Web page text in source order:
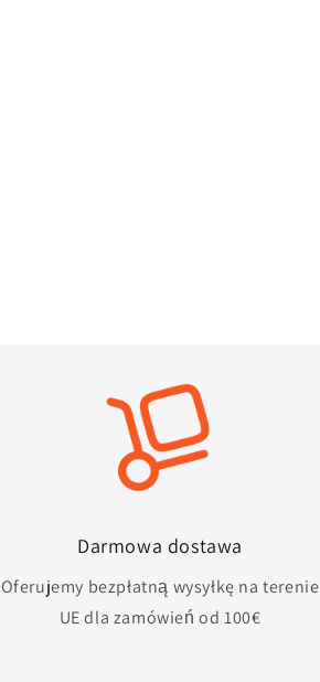
Darmowa dostawa
Oferujemy bezpłatną wysyłkę na terenie
UE dla zamówień od 100€